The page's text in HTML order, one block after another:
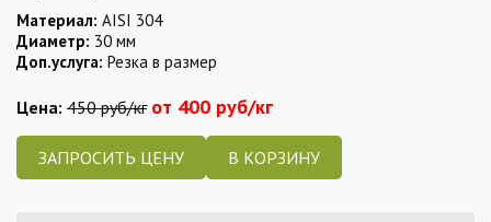
Материал: AISI 304
Диаметр: 30 мм
Доп.услуга: Резка в размер
Цена: 450 руб/кг от 400 руб/кг
ЗАПРОСИТЬ ЦЕНУ